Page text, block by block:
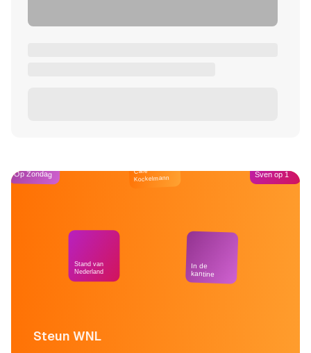
Steun WNL
Op Zondag
Stand van
Nederland
Café
Kockelmann
In de
kantine
Sven op 1